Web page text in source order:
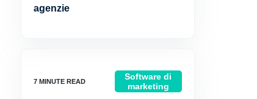
agenzie
Software di
marketing